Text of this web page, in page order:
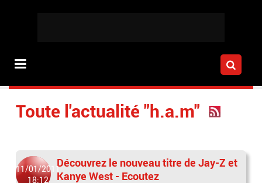
Toute l'actualité "h.a.m"
11/01/2011
18:12
Découvrez le nouveau titre de Jay-Z et
Kanye West - Ecoutez